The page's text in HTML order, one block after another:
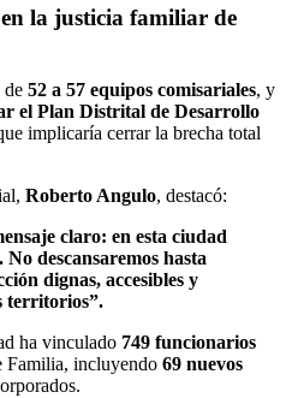
la justicia familiar de
de 52 a 57 equipos comisariales, y
el Plan Distrital de Desarrollo
implicaría cerrar la brecha total
Roberto Angulo, destacó:
claro: en esta ciudad
descansaremos hasta
dignas, accesibles y
territorios”.
ha vinculado 749 funcionarios
Familia, incluyendo 69 nuevos